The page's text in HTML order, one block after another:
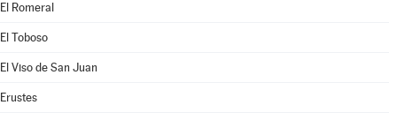
El Romeral
El Toboso
El Viso de San Juan
Erustes